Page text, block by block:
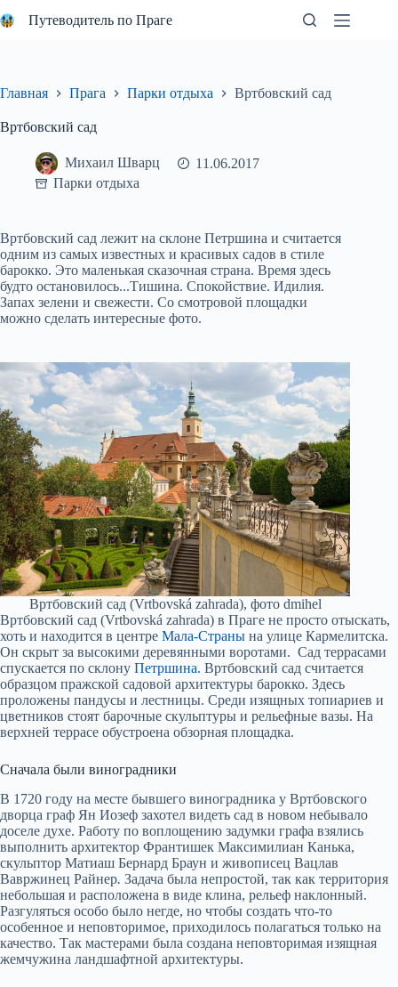
к
Путеводитель по Праге
Главная Прага Парки отдыха Вртбовский сад
Вртбовский сад
Михаил Шварц
11.06.2017
Парки отдыха
Вртбовский сад лежит на склоне Петршина и считается
одним из самых известных и красивых садов в стиле
барокко. Это маленькая сказочная страна. Время здесь
будто остановилось...Тишина. Спокойствие. Идилия.
Запах зелени и свежести. Со смотровой площадки
можно сделать интересные фото.
Вртбовский сад (Vrtbovská zahrada), фото dmihel
Вртбовский сад (Vrtbovská zahrada) в Праге не просто отыскать,
хоть и находится в центре Мала-Страны на улице Кармелитска.
Он скрыт за высокими деревянными воротами. Сад террасами
спускается по склону Петршина. Вртбовский сад считается
образцом пражской садовой архитектуры барокко. Здесь
проложены пандусы и лестницы. Среди изящных топиариев и
цветников стоят барочные скульптуры и рельефные вазы. На
верхней террасе обустроена обзорная площадка.
Сначала были виноградники
В 1720 году на месте бывшего виноградника у Вртбовского
дворца граф Ян Иозеф захотел видеть сад в новом небывало
доселе духе. Работу по воплощению задумки графа взялись
выполнить архитектор Франтишек Максимилиан Канька,
скульптор Матиаш Бернард Браун и живописец Вацлав
Вавржинец Райнер. Задача была непростой, так как территория
небольшая и расположена в виде клина, рельеф наклонный.
Разгуляться особо было негде, но чтобы создать что-то
особенное и неповторимое, приходилось полагаться только на
качество. Так мастерами была создана неповторимая изящная
жемчужина ландшафтной архитектуры.